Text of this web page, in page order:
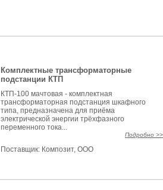
Комплектные трансформаторные
подстанции КТП
КТП-100 мачтовая - комплектная
трансформаторная подстанция шкафного
типа, предназначена для приёма
электрической энергии трёхфазного
переменного тока...
Подробно >>
Поставщик: Композит, ООО